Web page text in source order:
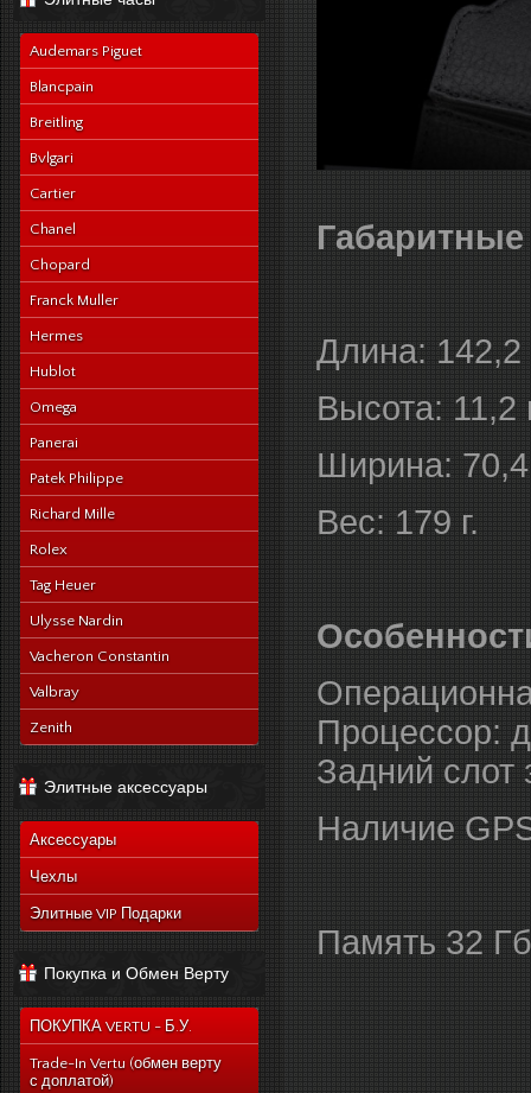
Audemars Piguet
Blancpain
Breitling
Bvlgari
Cartier
Chanel
Chopard
Franck Muller
Hermes
Hublot
Omega
Panerai
Patek Philippe
Richard Mille
Rolex
Tag Heuer
Ulysse Nardin
Vacheron Constantin
Valbray
Zenith
Элитные аксессуары
Аксессуары
Чехлы
Элитные VIP Подарки
Покупка и Обмен Верту
ПОКУПКА VERTU - Б.У.
Trade-In Vertu (обмен верту
с доплатой)
Длина:
Высота:
Ширина:
Вес: 179 г.
Процессор:
Задний слот
Наличие
Память 32